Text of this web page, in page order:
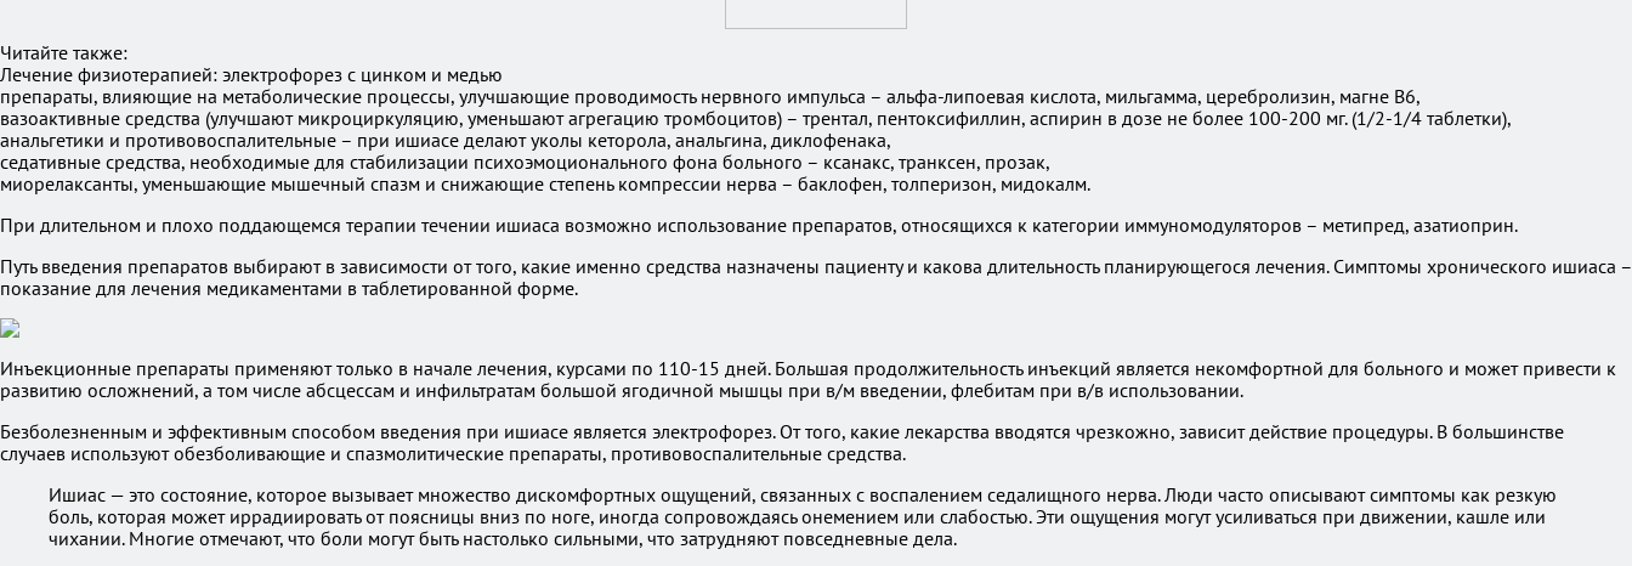
Читайте также:
Лечение физиотерапией: электрофорез с цинком и медью
препараты, влияющие на метаболические процессы, улучшающие проводимость нервного импульса – альфа-липоевая кислота, мильгамма, церебролизин, магне B6,
вазоактивные средства (улучшают микроциркуляцию, уменьшают агрегацию тромбоцитов) – трентал, пентоксифиллин, аспирин в дозе не более 100-200 мг. (1/2-1/4 таблетки),
анальгетики и противовоспалительные – при ишиасе делают уколы кеторола, анальгина, диклофенака,
седативные средства, необходимые для стабилизации психоэмоционального фона больного – ксанакс, транксен, прозак,
миорелаксанты, уменьшающие мышечный спазм и снижающие степень компрессии нерва – баклофен, толперизон, мидокалм.
При длительном и плохо поддающемся терапии течении ишиаса возможно использование препаратов, относящихся к категории иммуномодуляторов – метипред, азатиоприн.
Путь введения препаратов выбирают в зависимости от того, какие именно средства назначены пациенту и какова длительность планирующегося лечения. Симптомы хронического ишиаса –
показание для лечения медикаментами в таблетированной форме.
Инъекционные препараты применяют только в начале лечения, курсами по 110-15 дней. Большая продолжительность инъекций является некомфортной для больного и может привести к
развитию осложнений, а том числе абсцессам и инфильтратам большой ягодичной мышцы при в/м введении, флебитам при в/в использовании.
Безболезненным и эффективным способом введения при ишиасе является электрофорез. От того, какие лекарства вводятся чрезкожно, зависит действие процедуры. В большинстве
случаев используют обезболивающие и спазмолитические препараты, противовоспалительные средства.
Ишиас — это состояние, которое вызывает множество дискомфортных ощущений, связанных с воспалением седалищного нерва. Люди часто описывают симптомы как резкую
боль, которая может иррадиировать от поясницы вниз по ноге, иногда сопровождаясь онемением или слабостью. Эти ощущения могут усиливаться при движении, кашле или
чихании. Многие отмечают, что боли могут быть настолько сильными, что затрудняют повседневные дела.